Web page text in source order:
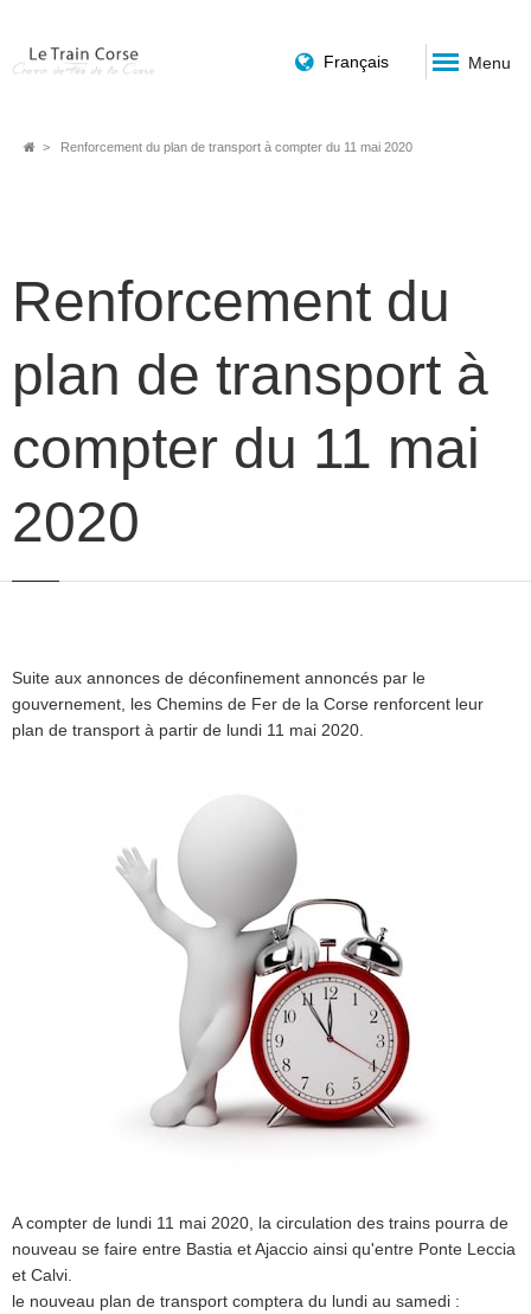
Français Menu
FilRenforcement du plan de transport à compter du 11 mai 2020
Renforcement du
plan de transport à
compter du 11 mai
2020
Suite aux annonces de déconfinement annoncés par le
gouvernement, les Chemins de Fer de la Corse renforcent leur
plan de transport à partir de lundi 11 mai 2020.
A compter de lundi 11 mai 2020, la circulation des trains pourra de
nouveau se faire entre Bastia et Ajaccio ainsi qu'entre Ponte Leccia
et Calvi.
le nouveau plan de transport comptera du lundi au samedi :